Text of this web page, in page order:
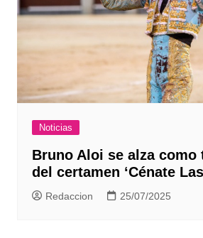
Noticias
Bruno Aloi se alza
del certamen ‘Cénate
Redaccion 25/07/2025